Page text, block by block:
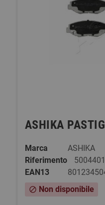
ASHIKA
Marca
ASHIKA
Riferimento
5004401
EAN13
block Non disponibile